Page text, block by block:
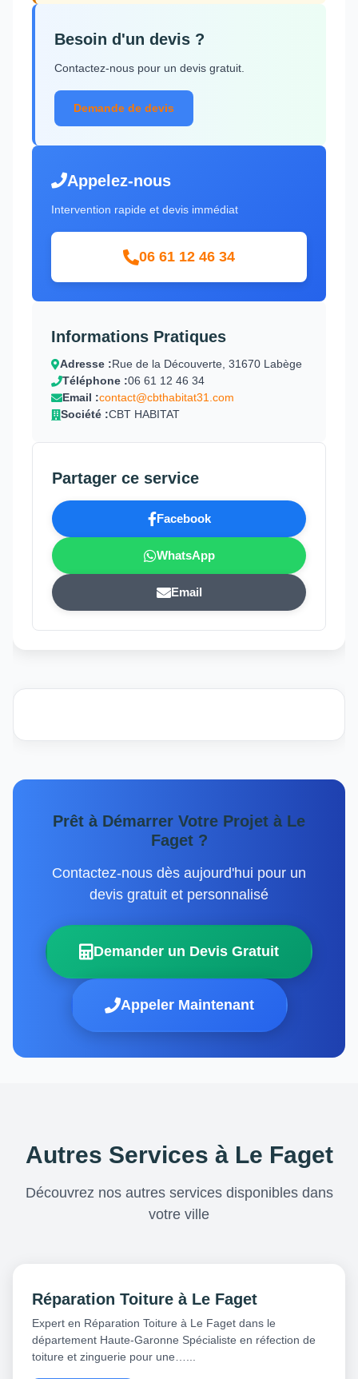
Besoin d'un devis ?
Contactez-nous pour un devis gratuit.
Demande de devis
Appelez-nous
Intervention rapide et devis immédiat
06 61 12 46 34
Informations Pratiques
Adresse :Rue de la Découverte, 31670 Labège
Téléphone :06 61 12 46 34
Email :contact@cbthabitat31.com
Société :CBT HABITAT
Partager ce service
Facebook
WhatsApp
Email
Prêt à Démarrer Votre Projet à Le
Faget ?
Contactez-nous dès aujourd'hui pour un
devis gratuit et personnalisé
Demander un Devis Gratuit
Appeler Maintenant
Autres Services à Le Faget
Découvrez nos autres services disponibles dans
votre ville
Réparation Toiture à Le Faget
Expert en Réparation Toiture à Le Faget dans le
département Haute-Garonne Spécialiste en réfection de
toiture et zinguerie pour une…...